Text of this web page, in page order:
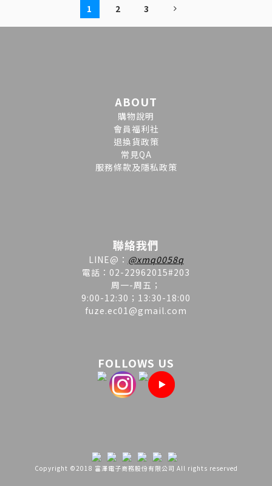
1 2 3
ABOUT
購物說明
會員福利社
退換貨政策
常見QA
服務條款及隱私政策
聯絡我們
LINE@ ： @xmq0058q
電話：02-22962015#203
周一-周五；
9:00-12:30；13:30-18:00
fuze.ec01@gmail.com
FOLLOWS US
Copyright ©2018 富澤電子商務股份有限公司 All rights reserved